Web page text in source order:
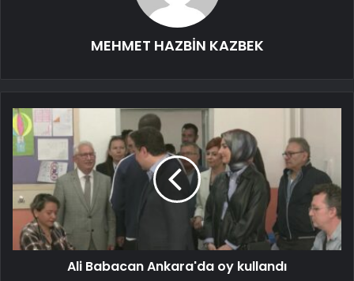
MEHMET HAZBİN KAZBEK
Ali Babacan Ankara'da oy kullandı